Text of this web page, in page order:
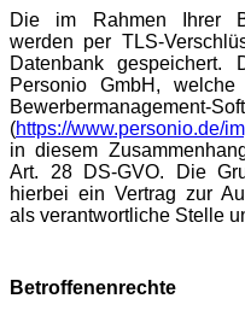
Die im Rahmen Ihrer
werden per TLS-
Datenbank
Personio GmbH,
(https://www.personio.de/
in diesem
Art. 28 DS-GVO. Die
hierbei ein Vertrag zur
als verantwortliche Stelle
Betroffenenrechte